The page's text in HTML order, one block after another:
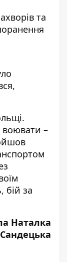
та
–
бій за
Наталка
Сандецька